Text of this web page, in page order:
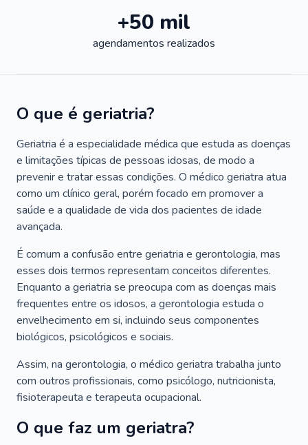
+50 mil
agendamentos realizados
O que é geriatria?
Geriatria é a especialidade médica que estuda as doenças
e limitações típicas de pessoas idosas, de modo a
prevenir e tratar essas condições. O médico geriatra atua
como um clínico geral, porém focado em promover a
saúde e a qualidade de vida dos pacientes de idade
avançada.
É comum a confusão entre geriatria e gerontologia, mas
esses dois termos representam conceitos diferentes.
Enquanto a geriatria se preocupa com as doenças mais
frequentes entre os idosos, a gerontologia estuda o
envelhecimento em si, incluindo seus componentes
biológicos, psicológicos e sociais.
Assim, na gerontologia, o médico geriatra trabalha junto
com outros profissionais, como psicólogo, nutricionista,
fisioterapeuta e terapeuta ocupacional.
O que faz um geriatra?